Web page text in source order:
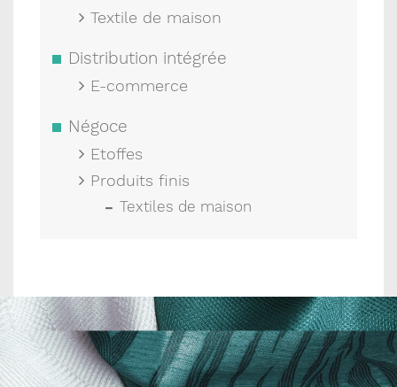
Textile de maison
Distribution intégrée
E-commerce
Négoce
Etoffes
Produits finis
Textiles de maison